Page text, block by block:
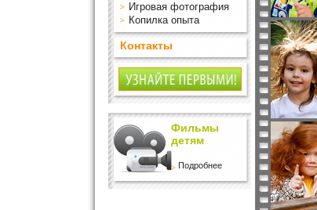
Игровая фотография
Копилка опыта
Контакты
Фильмы
детям
Подробнее